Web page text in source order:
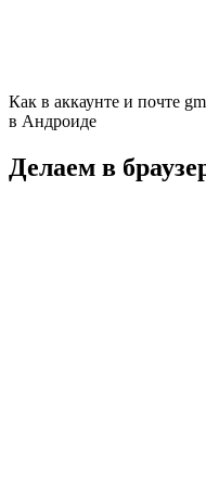
Как в аккаунте и почте
в Андроиде
Делаем в